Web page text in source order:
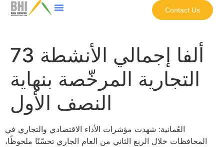
Contact Us
73 ألفا إجمالي الأنشطة
التجارية المرخّصة بنهاية
النصف الأول
العُمانية: شهدت مؤشرات الأداء الاقتصادي والتجاري في
المحافظات خلال الربع الثاني من العام الجاري تحسّنًا ملحوظًا،